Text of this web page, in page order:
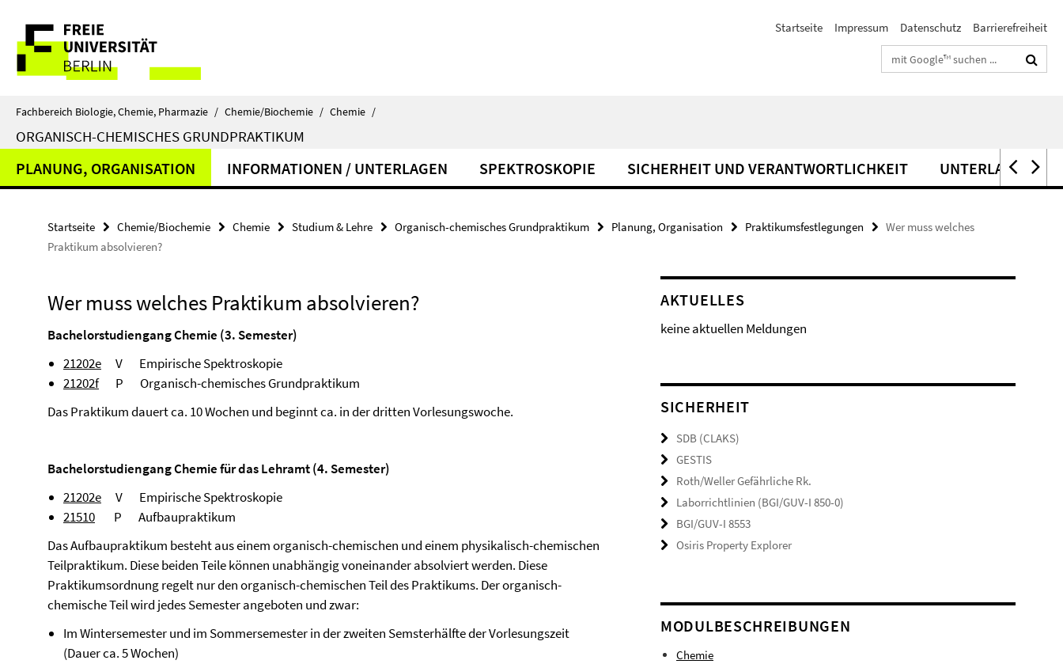
direkt
Inhalt
Service-
Navigation
Startseite Impressum Datenschutz
Barrierefreiheit
Suchbegriffe
Fachbereich Biologie, Chemie, Pharmazie / Chemie/Biochemie / Chemie /
ORGANISCH-CHEMISCHES GRUNDPRAKTIKUM
PLANUNG, ORGANISATION INFORMATIONEN / UNTERLAGEN SPEKTROSKOPIE SICHERHEIT UND VERANTWORTLICHKEIT UNTERLAGEN
Startseite Chemie/Biochemie Chemie Studium & Lehre Organisch-chemisches Grundpraktikum Planung, Organisation Praktikumsfestlegungen
Wer muss welches
Praktikum absolvieren?
Wer muss welches Praktikum absolvieren?
Bachelorstudiengang Chemie (3. Semester)
21202e V Empirische Spektroskopie
21202fP Organisch-chemisches Grundpraktikum
Das Praktikum dauert ca. 10 Wochen und beginnt ca. in der dritten Vorlesungswoche.
Bachelorstudiengang Chemie für das Lehramt (4. Semester)
21202e V Empirische Spektroskopie
21510 P Aufbaupraktikum
Das Aufbaupraktikum besteht aus einem organisch-chemischen und einem physikalisch-chemischen
Teilpraktikum. Diese beiden Teile können unabhängig voneinander absolviert werden. Diese
Praktikumsordnung regelt nur den organisch-chemischen Teil des Praktikums. Der organisch-
chemische Teil wird jedes Semester angeboten und zwar:
Im Wintersemester und im Sommersemester in der zweiten Semsterhälfte der Vorlesungszeit
(Dauer ca. 5 Wochen)
AKTUELLES
keine aktuellen Meldungen
SICHERHEIT
SDB (CLAKS)
GESTIS
Roth/Weller Gefährliche Rk.
Laborrichtlinien (BGI/GUV-I 850-0)
BGI/GUV-I 8553
Osiris Property Explorer
MODULBESCHREIBUNGEN
Chemie